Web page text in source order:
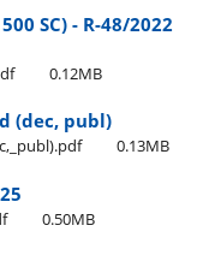
SC) - R-48/2022
0.12MB
(dec, publ)
0.13MB
0.50MB